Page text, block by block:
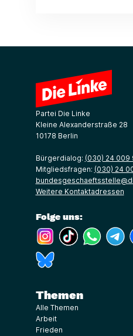
Partei Die Linke
Kleine Alexanderstraße 28
10178 Berlin
Bürgerdialog: (030) 24 009
Mitgliedsfragen: (030) 24
Weitere Kontaktadressen
Folge uns:
(Link öffnet ein
(Link öffnet
(Link
Themen
Alle Themen
Arbeit
Frieden